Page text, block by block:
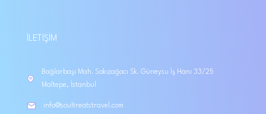
İLETIŞIM
Bağlarbaşı Mah. Sakızağacı Sk. Güneysu İş Hanı 33/25
Maltepe, İstanbul
info@soultreatstravel.com